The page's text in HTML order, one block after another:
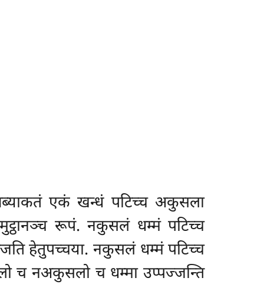
एकं खन्धं पटिच्च अकुसला
रूपं. नकुसलं धम्मं पटिच्च
हेतुपच्चया. नकुसलं धम्मं पटिच्च
च नअकुसलो च धम्मा उप्पज्जन्ति